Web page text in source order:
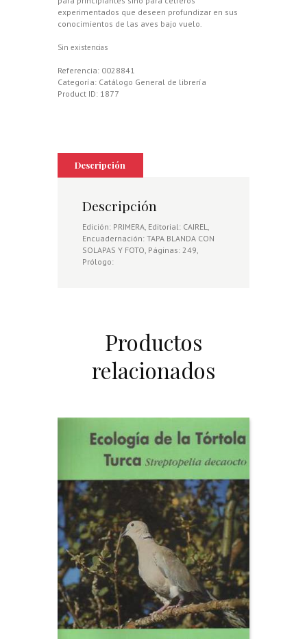
experimentados que deseen profundizar en sus
conocimientos de las aves bajo vuelo.
Sin existencias
Referencia: 0028841
Categoría: Catálogo General de librería
Product ID: 1877
Descripción
Descripción
Edición: PRIMERA, Editorial: CAIREL,
Encuadernación: TAPA BLANDA CON
SOLAPAS Y FOTO, Páginas: 249,
Prólogo:
Productos
relacionados